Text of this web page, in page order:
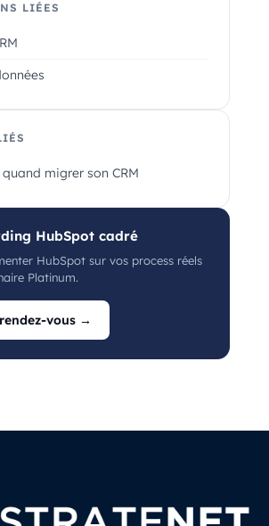
LIÉES
migrer son CRM
HubSpot cadré
HubSpot sur vos process réels
Platinum.
vous →